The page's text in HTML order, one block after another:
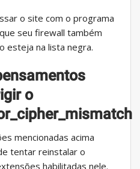
o site com o programa
seu firewall também
esteja na lista negra.
o
mencionadas acima
tentar reinstalar o
habilitadas nele.